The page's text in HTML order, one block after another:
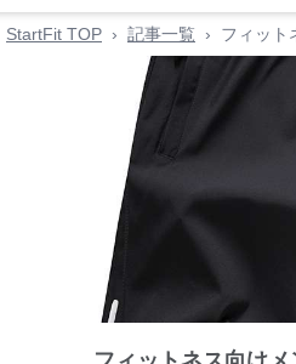
StartFit TOP › 記事一覧 › フィット